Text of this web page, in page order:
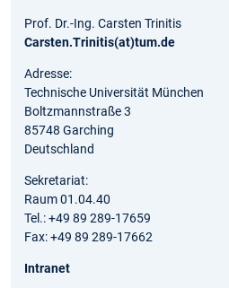
Prof. Dr.-Ing. Carsten Trinitis
Carsten.Trinitis(at)tum.de
Adresse:
Technische Universität München
Boltzmannstraße 3
85748 Garching
Deutschland
Sekretariat:
Raum 01.04.40
Tel.: +49 89 289-17659
Fax: +49 89 289-17662
Intranet